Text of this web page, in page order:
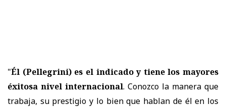
"Él (Pellegrini) es el indicado y tiene los mayores
éxitosa nivel internacional. Conozco la manera que
trabaja, su prestigio y lo bien que hablan de él en los